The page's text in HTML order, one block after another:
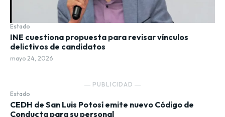
Estado
INE cuestiona propuesta para revisar vínculos
delictivos de candidatos
mayo 24, 2026
― PUBLICIDAD ―
Estado
CEDH de San Luis Potosí emite nuevo Código de
Conducta para su personal